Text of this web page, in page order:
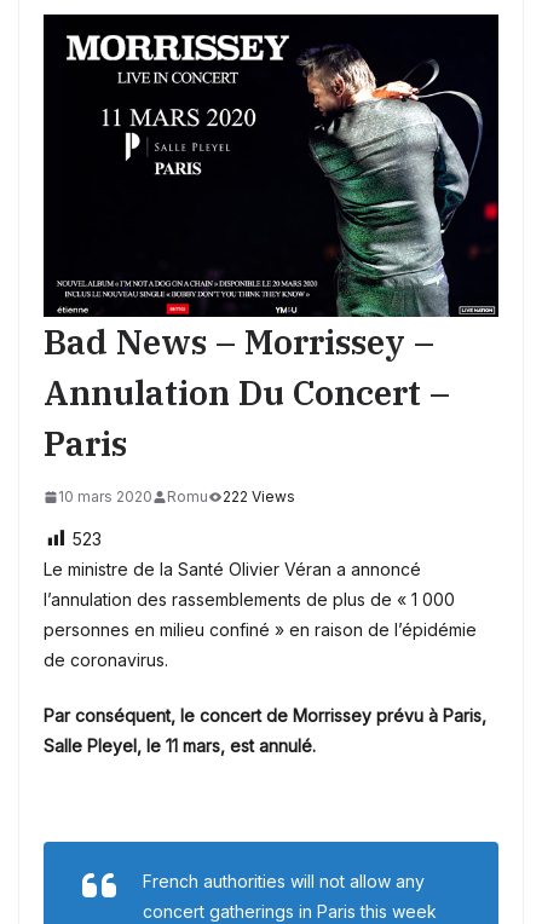
Bad News – Morrissey –
Annulation Du Concert –
Paris
10 mars 2020 Romu 222 Views
523
Le ministre de la Santé Olivier Véran a annoncé
l’annulation des rassemblements de plus de « 1 000
personnes en milieu confiné » en raison de l’épidémie
de coronavirus.
Par conséquent, le concert de Morrissey prévu à Paris,
Salle Pleyel, le 11 mars, est annulé.
French authorities will not allow any
concert gatherings in Paris this week